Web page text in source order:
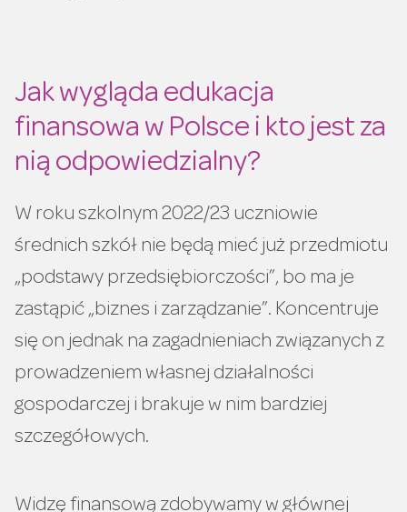
Jak wygląda edukacja
finansowa w Polsce i kto jest za
nią odpowiedzialny?
W roku szkolnym 2022/23 uczniowie
średnich szkół nie będą mieć już przedmiotu
„podstawy przedsiębiorczości”, bo ma je
zastąpić „biznes i zarządzanie”. Koncentruje
się on jednak na zagadnieniach związanych z
prowadzeniem własnej działalności
gospodarczej i brakuje w nim bardziej
szczegółowych.
Widzę finansową zdobywamy w głównej